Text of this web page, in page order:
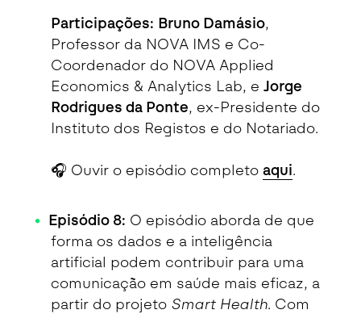
Participações: Bruno Damásio,
Professor da NOVA IMS e Co-
Coordenador do NOVA Applied
Economics & Analytics Lab, e Jorge
Rodrigues da Ponte, ex-Presidente do
Instituto dos Registos e do Notariado.
🎧 Ouvir o episódio completo aqui.
Episódio 8: O episódio aborda de que
forma os dados e a inteligência
artificial podem contribuir para uma
comunicação em saúde mais eficaz, a
partir do projeto Smart Health. Com